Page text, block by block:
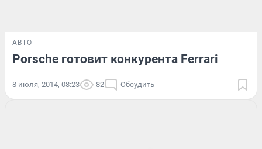
АВТО
Porsche готовит конкурента Ferrari
8 июля, 2014, 08:23 82 Обсудить